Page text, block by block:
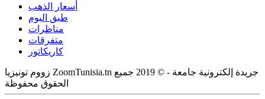
أسعار الذهب
طبق اليوم
مناظرات
متفرقات
كاريكاتور
زووم تونيزيا ZoomTunisia.tn جريدة إلكترونية جامعة - © 2019 جميع
الحقوق محفوظة